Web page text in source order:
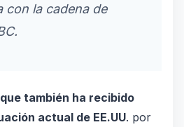
con la cadena de
también ha recibido
actual de EE.UU. por